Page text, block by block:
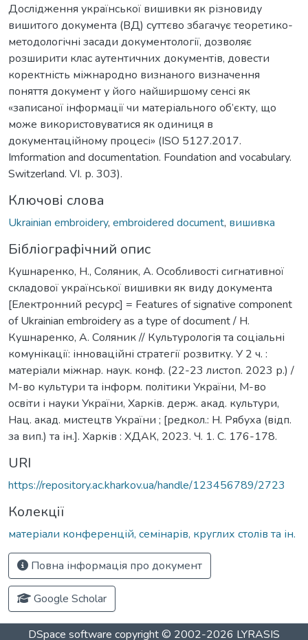
Дослідження української вишивки як різновиду
вишитого документа (ВД) суттєво збагачує теоретико-
методологічні засади документології, дозволяє
розширити клас аутентичних документів, довести
коректність міжнародно визнаного визначення
поняття документ у його найширшому сенсі як
«записаної інформації чи матеріального об’єкту, що
може використовуватися як одиниця в
документаційному процесі» (ISO 5127.2017.
Imformation and documentation. Foundation and vocabulary.
Switzerland. VI. р. 303).
Ключові слова
Ukrainian embroidery, embroidered document, вишивка
Бібліографічний опис
Кушнаренко, Н., Соляник, А. Особливості сигнативної
складової української вишивки як виду документа
[Електронний ресурс] = Features of signative component
of Ukrainian embroidery as a type of document / Н.
Кушнаренко, А. Соляник // Культурологія та соціальні
комунікації: інноваційні стратегії розвитку. У 2 ч. :
матеріали міжнар. наук. конф. (22-23 листоп. 2023 р.) /
М-во культури та інформ. політики України, М-во
освіти і науки України, Харків. держ. акад. культури,
Нац. акад. мистецтв України ; [редкол.: Н. Рябуха (відп.
за вип.) та ін.]. Харків : ХДАК, 2023. Ч. 1. С. 176-178.
URI
https://repository.ac.kharkov.ua/handle/123456789/2723
Колекції
матеріали конференцій, семінарів, круглих столів та ін.
Повна інформація про документ
Google Scholar
DSpace software copyright © 2002-2026 LYRASIS